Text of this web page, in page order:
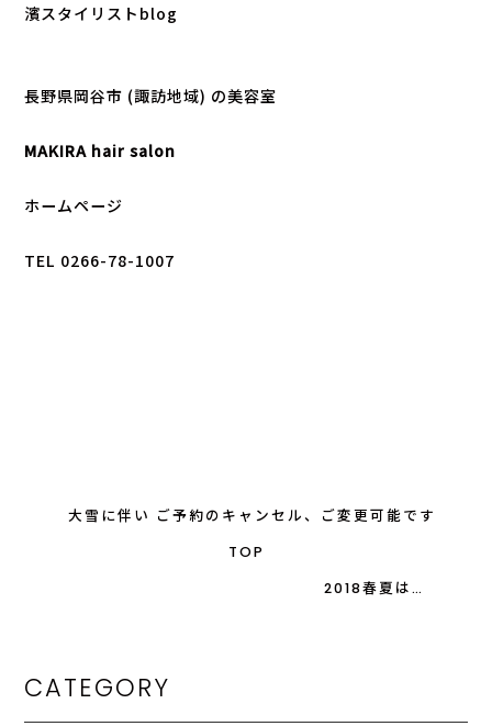
濱スタイリストblog
長野県岡谷市 (諏訪地域) の美容室
MAKIRA hair salon
ホームページ
TEL 0266-78-1007
大雪に伴い ご予約のキャンセル、ご変更可能です
TOP
2018春夏は…
CATEGORY